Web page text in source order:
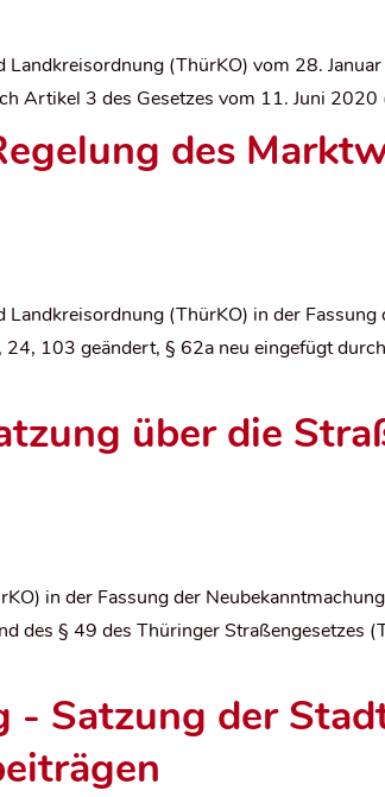
(ThürKO) vom 28.
Artikel 3 des Gesetzes vom 11. Juni
des
(ThürKO) in der
103 geändert, § 62a neu eingefügt
über die
in der Fassung der
des § 49 des Thüringer Straßengesetzes
- Satzung der